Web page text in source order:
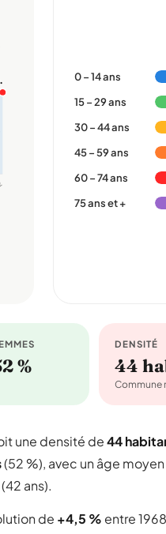
0 – 14 ans
15 – 29 ans
30 – 44 ans
45 – 59 ans
60 – 74 ans
75 ans et +
%
DENSITÉ
44
Commune
une densité de44
(52 %), avec un âge
ans).
de +4,5 % entre 1968